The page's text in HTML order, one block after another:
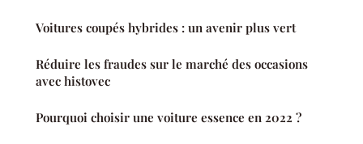
Voitures coupés hybrides : un avenir plus vert
Réduire les fraudes sur le marché des occasions
avec histovec
Pourquoi choisir une voiture essence en 2022 ?